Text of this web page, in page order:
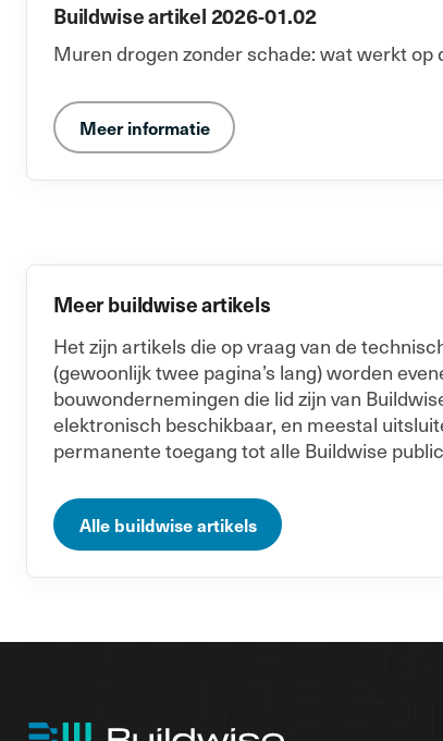
Buildwise artikel 2026-01.02
Muren drogen zonder schade: wat werkt op
Meer informatie
Meer buildwise artikels
Het zijn artikels die op vraag van de
(gewoonlijk twee pagina’s lang) worden
bouwondernemingen die lid zijn van
elektronisch beschikbaar, en meestal
permanente toegang tot alle Buildwise
Alle buildwise artikels